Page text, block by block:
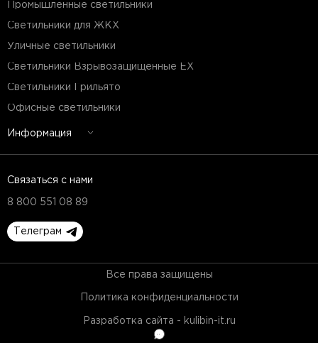
Промышленные светильники
Светильники для ЖКХ
Уличные светильники
Светильники Взрывозащищенные EX
Светильники Грильято
Офисные светильники
Информация
Связаться с нами
8 800 551 08 89
Телеграм
Все права защищены
Политика конфиденциальности
Разработка сайта - kulibin-it.ru